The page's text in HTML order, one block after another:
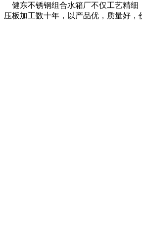
健东不锈钢组合水箱厂不仅工艺精细
压板加工数十年，以产品优，质量好，